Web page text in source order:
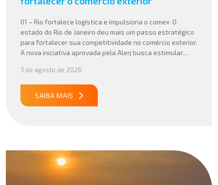
01 – Rio fortalece logística e impulsiona o comex O
estado do Rio de Janeiro deu mais um passo estratégico
para fortalecer sua competitividade no comércio exterior.
A nova iniciativa aprovada pela Alerj busca estimular
para empresas que atuam com importação e exportação,
especialmente em setores que […]
3 de agosto de 2026
SAIBA MAIS